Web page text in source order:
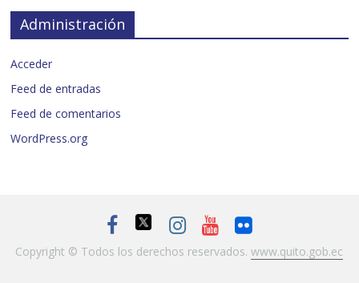
Administración
Acceder
Feed de entradas
Feed de comentarios
WordPress.org
Copyright © Todos los derechos reservados.www.quito.gob.ec